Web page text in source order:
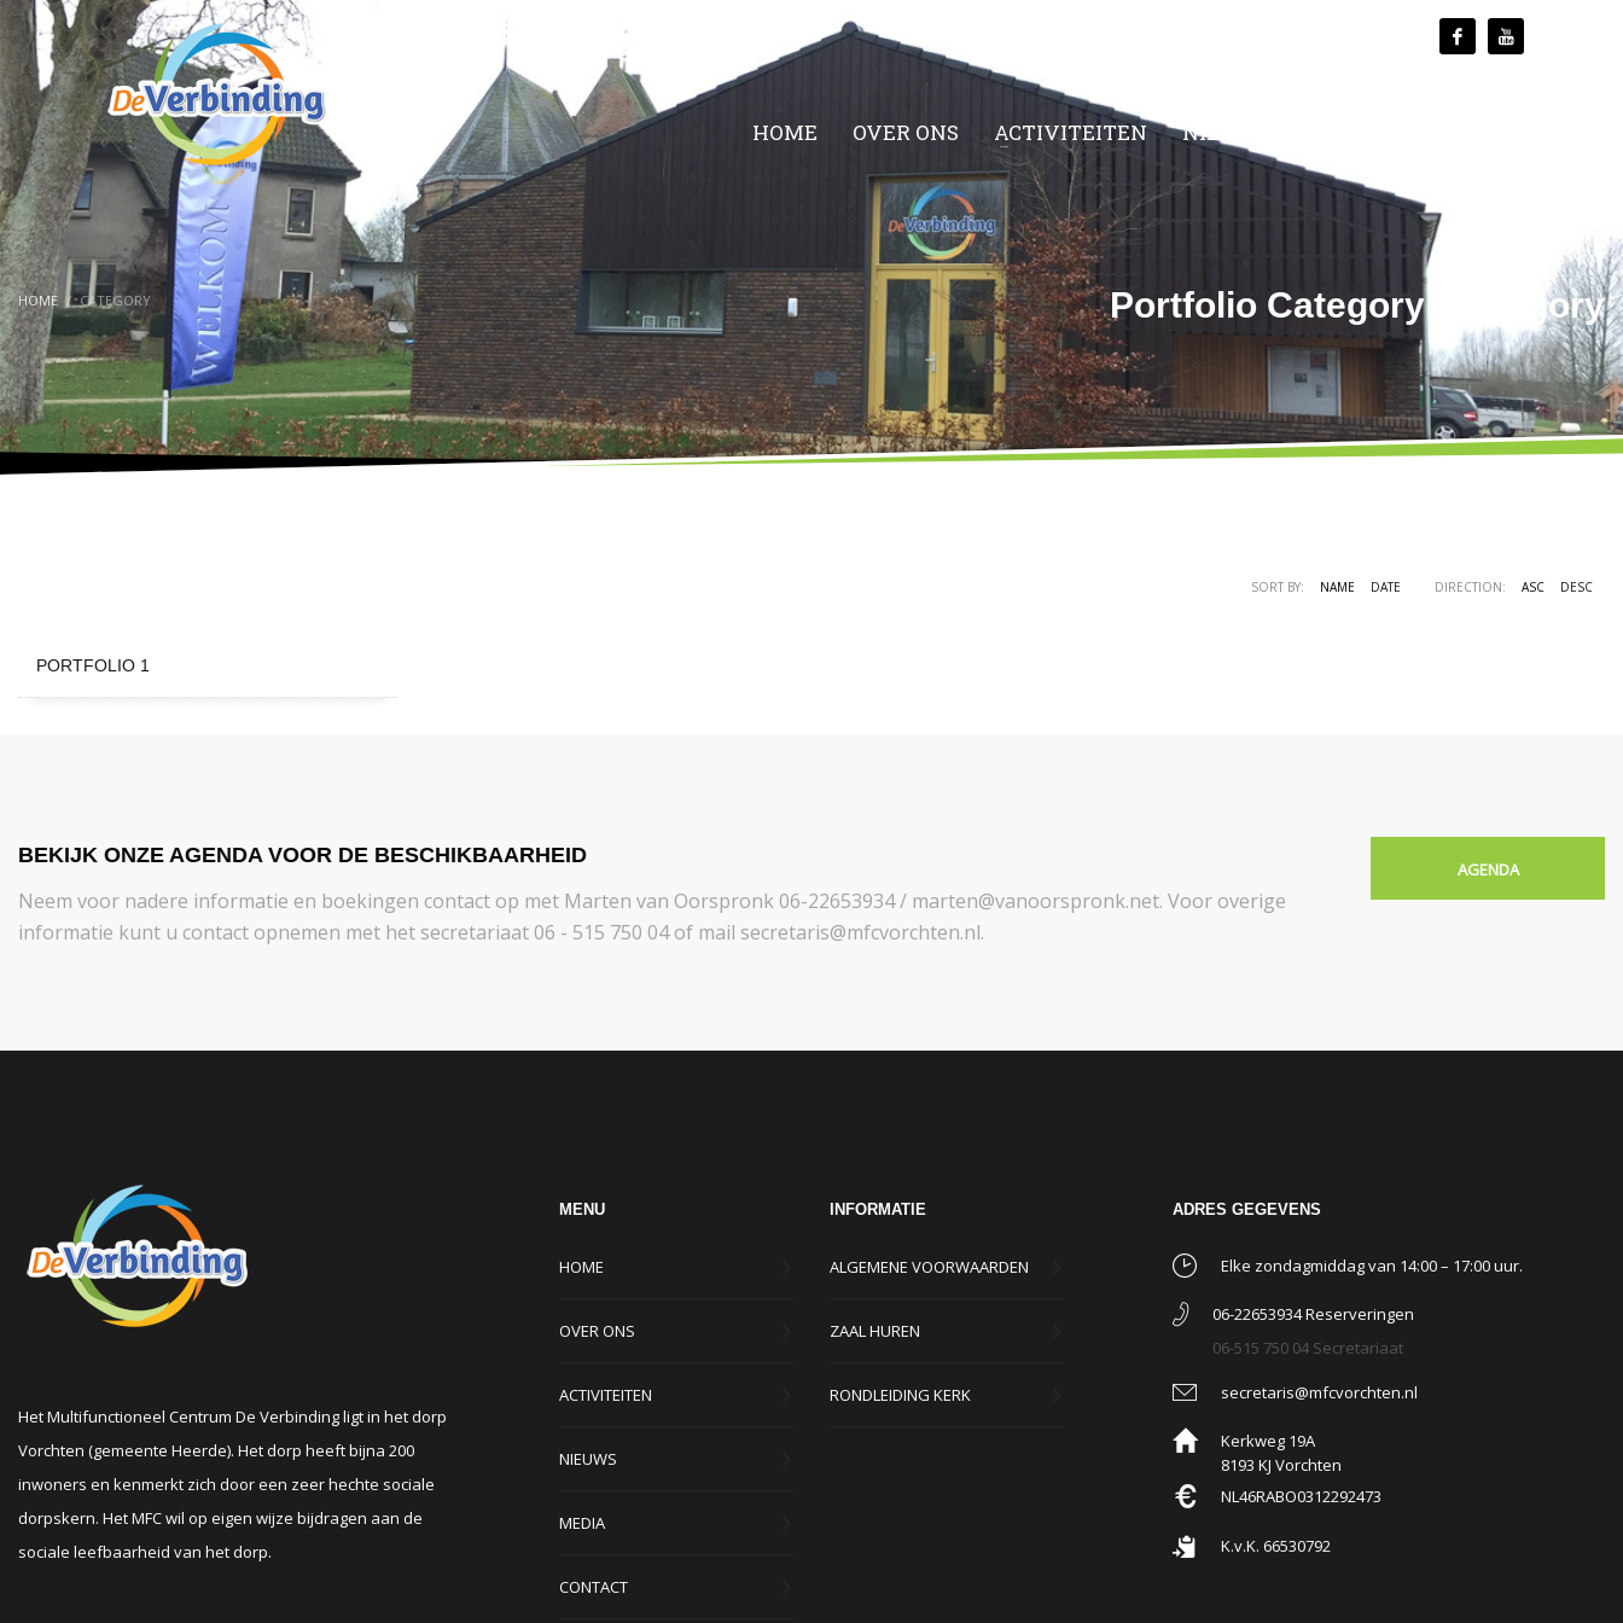
HOME OVER ONS ACTIVITEITEN NIEUWS
HOME CATEGORY Portfolio Category: Category
SORT BY: NAME DATE DIRECTION: ASC DESC
PORTFOLIO 1
BEKIJK ONZE AGENDA VOOR DE BESCHIKBAARHEID
Neem voor nadere informatie en boekingen contact op met Marten van Oorspronk 06-22653934 / marten@vanoorspronk.net. Voor overige
informatie kunt u contact opnemen met het secretariaat 06 - 515 750 04 of mail secretaris@mfcvorchten.nl.
AGENDA
Het Multifunctioneel Centrum De Verbinding ligt in het dorp
Vorchten (gemeente Heerde). Het dorp heeft bijna 200
inwoners en kenmerkt zich door een zeer hechte sociale
dorpskern. Het MFC wil op eigen wijze bijdragen aan de
sociale leefbaarheid van het dorp.
MENU
HOME
OVER ONS
ACTIVITEITEN
NIEUWS
MEDIA
CONTACT
INFORMATIE
ALGEMENE VOORWAARDEN
ZAAL HUREN
RONDLEIDING KERK
ADRES GEGEVENS
Elke zondagmiddag van 14:00 – 17:00 uur.
06-22653934 Reserveringen
06-515 750 04 Secretariaat
secretaris@mfcvorchten.nl
Kerkweg 19A
8193 KJ Vorchten
NL46RABO0312292473
K.v.K. 66530792